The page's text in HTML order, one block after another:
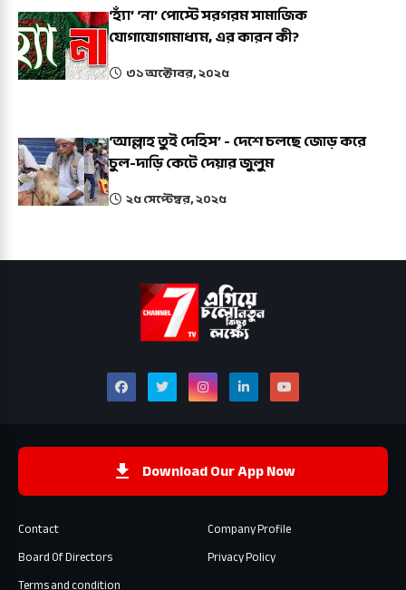
‘হ্যাঁ’ ‘না’ পোস্টে সরগরম সামাজিক
যোগাযোগামাধ্যম, এর কারন কী?
৩১ অক্টোবর, ২০২৫
‘আল্লাহ তুই দেহিস’ - দেশে চলছে জোড় করে
চুল-দাড়ি কেটে দেয়ার জুলুম
২৫ সেপ্টেম্বর, ২০২৫
Download Our App Now
Contact
Company Profile
Board Of Directors
Privacy Policy
Terms and condition